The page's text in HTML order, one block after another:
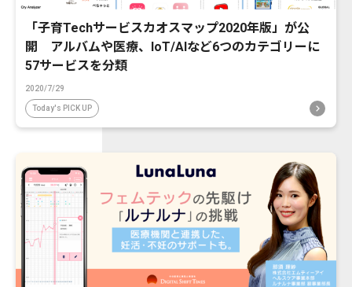
「子育Techサービスカオスマップ2020年版」が公
開 アルバムや医療、IoT/AIなど6つのカテゴリーに
57サービスを分類
2020/7/29
Today's PICK UP